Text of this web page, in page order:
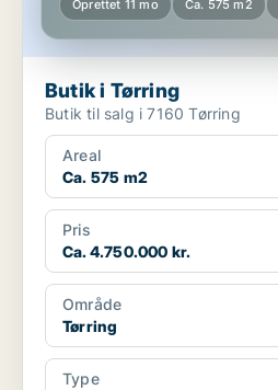
Oprettet 11 mo Ca. 575 m2
Butik i Tørring
Butik til salg i 7160 Tørring
Areal
Ca. 575 m2
Pris
Ca. 4.750.000 kr.
Område
Tørring
Type